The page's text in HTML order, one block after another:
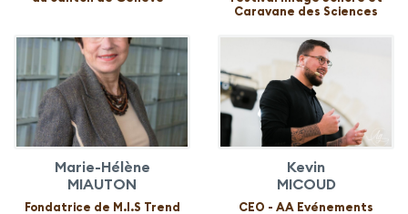
Caravane des Sciences
Marie-Hélène
MIAUTON
Fondatrice de M.I.S Trend
Kevin
MICOUD
CEO - AA Evénements